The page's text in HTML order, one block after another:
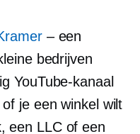
– een
bedrijven
YouTube-kanaal
je een winkel wilt
een LLC of een